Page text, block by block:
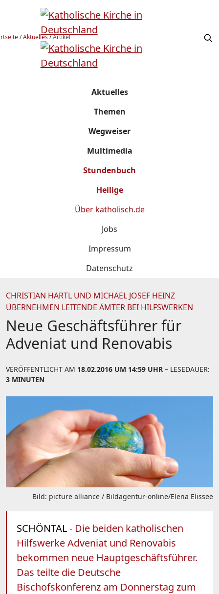
/Aktuelles/Artikel
Aktuelles
Themen
Wegweiser
Multimedia
Stundenbuch
Heilige
Über katholisch.de
Jobs
Impressum
Datenschutz
CHRISTIAN HARTL UND MICHAEL JOSEF HEINZ
ÜBERNEHMEN LEITENDE ÄMTER BEI HILFSWERKEN
Neue Geschäftsführer für
Adveniat und Renovabis
VERÖFFENTLICHT AM 18.02.2016 UM 14:59 UHR – LESEDAUER:
3 MINUTEN
Bild: picture alliance / Bildagentur-online/Elena Elissee
SCHÖNTAL- Die beiden katholischen
Hilfswerke Adveniat und Renovabis
bekommen neue Hauptgeschäftsführer.
Das teilte die Deutsche
Bischofskonferenz am Donnerstag zum